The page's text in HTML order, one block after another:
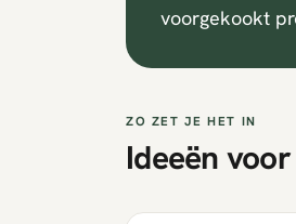
voorgekookt
ZO ZET JE HET IN
Ideeën